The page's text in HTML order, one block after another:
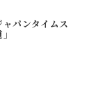
パンタイムス